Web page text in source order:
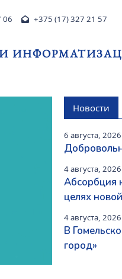
06 +375 (17) 327 21 57
Новости
6 августа, 2026
4 августа, 2026
Абсорбция
целях
4 августа, 2026
В
город»